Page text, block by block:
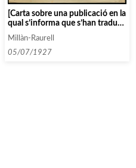
[Carta sobre una publicació en la
qual s’informa que s’han traduït
algunes lletres que s’han
d’ordenar cronològicament]
Millàn-Raurell
05/07/1927